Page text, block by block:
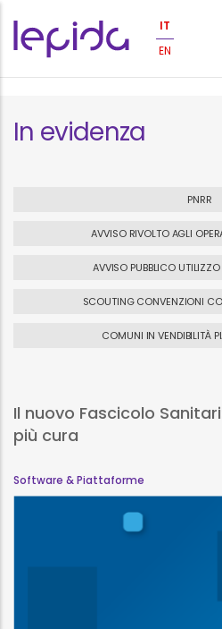
IT
EN
In evidenza
PNRR
AVVISO RIVOLTO AGLI
AVVISO PUBBLICO
SCOUTING CONVENZIONI
COMUNI IN VENDIBILITÀ
Il nuovo Fascicolo
più cura
Software & Piattaforme